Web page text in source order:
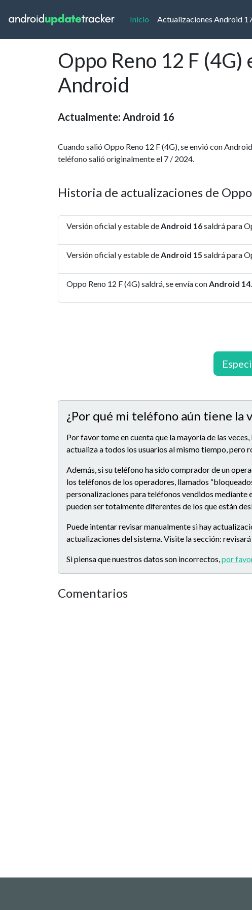
Inicio (current)
Actualizaciones Android
Oppo Reno 12 F
Android
Actualmente: Android 16
Cuando salió Oppo Reno 12 F (4G), se envió con
teléfono salió originalmente el 7 / 2024.
Historia de actualizaciones de
Versión oficial y estable deAndroid 16saldrá para
Versión oficial y estable deAndroid 15 saldrá para
Oppo Reno 12 F (4G) saldrá, se envía conAndroid 14.
¿Por qué mi teléfono aún tiene la
Por favor tome en cuenta que la mayoría de las
actualiza a todos los usuarios al mismo tiempo, pero
Además, si su teléfono ha sido comprador de un
los teléfonos de los operadores, llamados
personalizaciones para teléfonos vendidos mediante
pueden ser totalmente diferentes de los que están
Puede intentar revisar manualmente si hay
actualizaciones del sistema. Visite la sección:
Si piensa que nuestros datos son incorrectos,por
Comentarios